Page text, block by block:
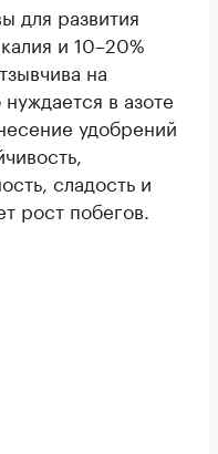
для развития
и 10–20%
на
в азоте
удобрений
сладость и
рост побегов.